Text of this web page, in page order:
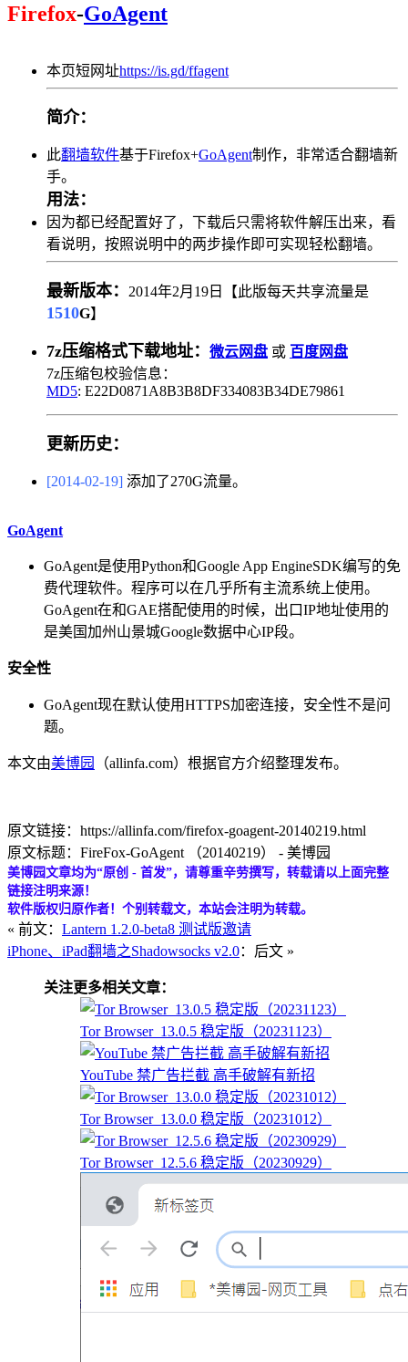
Firefox-GoAgent
本页短网址https://is.gd/ffagent
简介：
此翻墙软件基于Firefox+GoAgent制作，非常适合翻墙新
手。
用法：
因为都已经配置好了，下载后只需将软件解压出来，看
看说明，按照说明中的两步操作即可实现轻松翻墙。
最新版本： 2014年2月19日【此版每天共享流量是
1510G】
7z压缩格式下载地址： 微云网盘 或 百度网盘
7z压缩包校验信息：
MD5: E22D0871A8B3B8DF334083B34DE79861
更新历史：
[2014-02-19] 添加了270G流量。
GoAgent
GoAgent是使用Python和Google App EngineSDK编写的免
费代理软件。程序可以在几乎所有主流系统上使用。
GoAgent在和GAE搭配使用的时候，出口IP地址使用的
是美国加州山景城Google数据中心IP段。
安全性
GoAgent现在默认使用HTTPS加密连接，安全性不是问
题。
本文由美博园 （allinfa.com）根据官方介绍整理发布。
原文链接：https://allinfa.com/firefox-goagent-20140219.html
原文标题：FireFox-GoAgent （20140219） - 美博园
美博园文章均为“原创 - 首发”，请尊重辛劳撰写，转载请以上面完整
链接注明来源！
软件版权归原作者！个别转载文，本站会注明为转载。
« 前文： Lantern 1.2.0-beta8 测试版邀请
iPhone、iPad翻墙之Shadowsocks v2.0：后文 »
关注更多相关文章：
Tor Browser_13.0.5 稳定版（20231123）
YouTube 禁广告拦截 高手破解有新招
Tor Browser_13.0.0 稳定版（20231012）
Tor Browser_12.5.6 稳定版（20230929）